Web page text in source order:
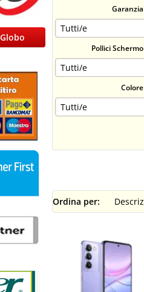
Garanzia
Pollici Schermo
Colore
Ordina per: